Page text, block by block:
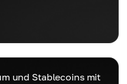
und Stablecoins mit